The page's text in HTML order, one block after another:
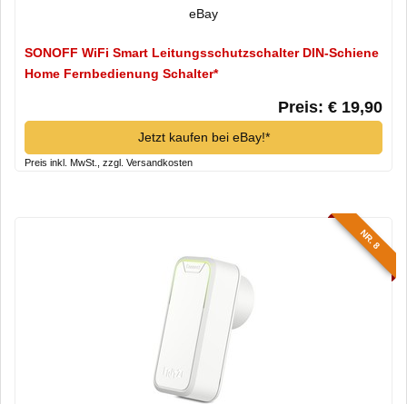
eBay
SONOFF WiFi Smart Leitungsschutzschalter DIN-Schiene
Home Fernbedienung Schalter*
Preis: € 19,90
Jetzt kaufen bei eBay!*
Preis inkl. MwSt., zzgl. Versandkosten
NR. 8